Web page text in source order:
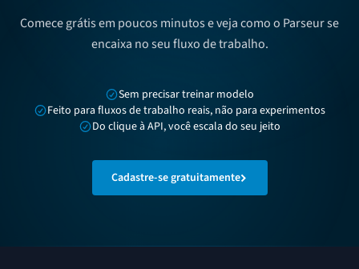
Comece grátis em poucos minutos e veja como o Parseur se
encaixa no seu fluxo de trabalho.
Sem precisar treinar modelo
Feito para fluxos de trabalho reais, não para experimentos
Do clique à API, você escala do seu jeito
Cadastre-se gratuitamente